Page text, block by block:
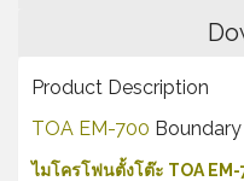
Product Description
TOA EM-700
ไมโครโฟนตั้งโต๊ะ TOA